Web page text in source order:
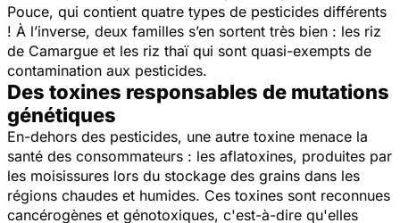
Pouce, qui contient quatre types de pesticides différents
! À l’inverse, deux familles s’en sortent très bien : les riz
de Camargue et les riz thaï qui sont quasi-exempts de
contamination aux pesticides.
Des toxines responsables de mutations
génétiques
En-dehors des pesticides, une autre toxine menace la
santé des consommateurs : les aflatoxines, produites par
les moisissures lors du stockage des grains dans les
régions chaudes et humides. Ces toxines sont reconnues
cancérogènes et génotoxiques, c'est-à-dire qu'elles